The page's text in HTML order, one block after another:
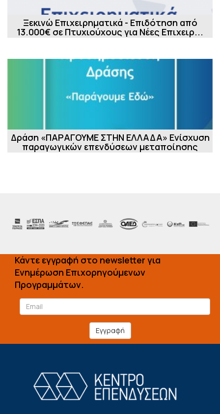
Ξεκινώ Επιχειρηματικά - Επιδότηση από
13.000€ σε Πτυχιούχους για Νέες Επιχειρ...
Δράση «ΠΑΡΑΓΟΥΜΕ ΣΤΗΝ ΕΛΛΑΔΑ» Ενίσχυση
παραγωγικών επενδύσεων μεταποίησης
Κάντε εγγραφή στο newsletter για
Ενημέρωση Επιχορηγούμενων
Προγραμμάτων.
Εγγραφή